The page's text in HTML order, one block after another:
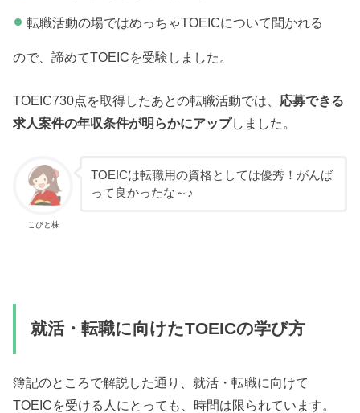
転職活動の場ではめっちゃTOEICについて聞かれる
ので、諦めてTOEICを受験しました。
TOEIC730点を取得したあとの転職活動では、 応募できる
求人案件の年収条件が明らかにアップしました。
こびと株
TOEICは転職用の資格としては優秀！がんば
って良かったな～♪
就活・転職に向けたTOEICの学び方
簿記のところで解説した通り、就活・転職に向けて
TOEICを受ける人にとっても、時間は限られています。